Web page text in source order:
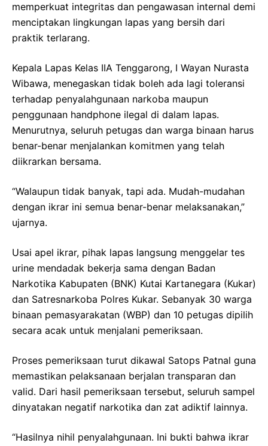
memperkuat integritas dan pengawasan internal demi
menciptakan lingkungan lapas yang bersih dari
praktik terlarang.
Kepala Lapas Kelas IIA Tenggarong, I Wayan Nurasta
Wibawa, menegaskan tidak boleh ada lagi toleransi
terhadap penyalahgunaan narkoba maupun
penggunaan handphone ilegal di dalam lapas.
Menurutnya, seluruh petugas dan warga binaan harus
benar-benar menjalankan komitmen yang telah
diikrarkan bersama.
“Walaupun tidak banyak, tapi ada. Mudah-mudahan
dengan ikrar ini semua benar-benar melaksanakan,”
ujarnya.
Usai apel ikrar, pihak lapas langsung menggelar tes
urine mendadak bekerja sama dengan Badan
Narkotika Kabupaten (BNK) Kutai Kartanegara (Kukar)
dan Satresnarkoba Polres Kukar. Sebanyak 30 warga
binaan pemasyarakatan (WBP) dan 10 petugas dipilih
secara acak untuk menjalani pemeriksaan.
Proses pemeriksaan turut dikawal Satops Patnal guna
memastikan pelaksanaan berjalan transparan dan
valid. Dari hasil pemeriksaan tersebut, seluruh sampel
dinyatakan negatif narkotika dan zat adiktif lainnya.
“Hasilnya nihil penyalahgunaan. Ini bukti bahwa ikrar